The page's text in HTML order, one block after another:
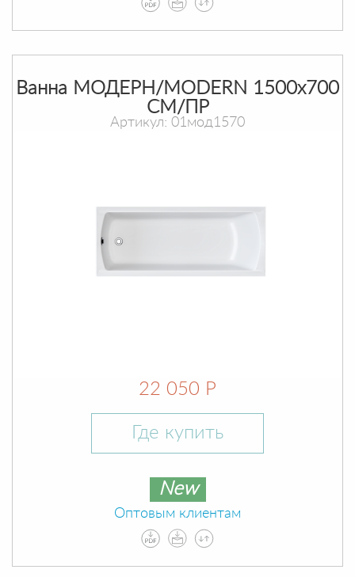
Ванна МОДЕРН/MODERN 1500х700
СМ/ПР
Артикул: 01мод1570
22 050 Р
Где купить
New
Оптовым клиентам